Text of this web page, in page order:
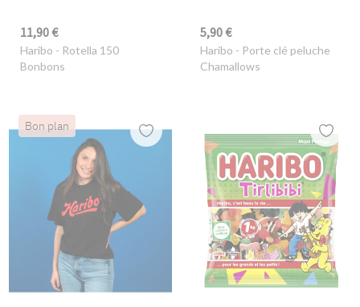
11,90 €
Haribo - Rotella 150
Bonbons
5,90 €
Haribo - Porte clé peluche
Chamallows
Bon plan